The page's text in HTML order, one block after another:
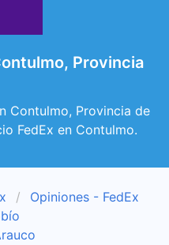
Provincia
Contulmo, Provincia de
FedEx en Contulmo.
Opiniones - FedEx